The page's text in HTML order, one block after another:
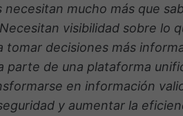
necesitan mucho más que
visibilidad sobre lo
tomar decisiones más
parte de una plataforma
en información
y aumentar la